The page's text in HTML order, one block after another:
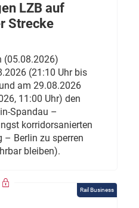
LZB auf
Strecke
(05.08.2026)
(21:10 Uhr bis
am 29.08.2026
11:00 Uhr) den
Spandau –
korridorsanierten
– Berlin zu sperren
bleiben).
Rail Business